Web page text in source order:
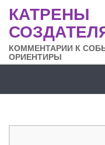
КАТРЕНЫ
КОММЕНТАРИИ К
ОРИЕНТИРЫ